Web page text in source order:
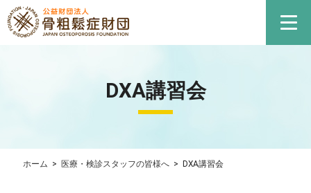
DXA講習会
ホーム > 医療・検診スタッフの皆様へ > DXA講習会